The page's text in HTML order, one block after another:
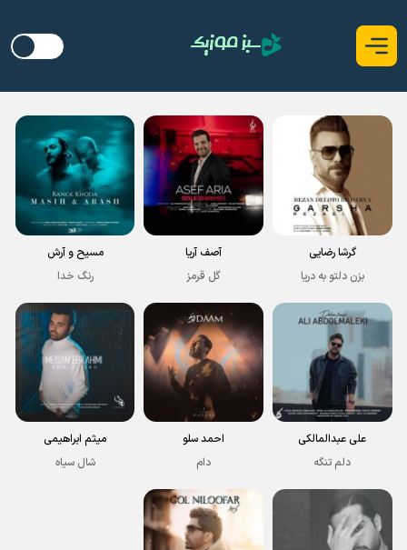
گرشا رضایی
بزن دلتو به دریا
آصف آریا
گل قرمز
مسیح و آرش
رنگ خدا
علی عبدالمالکی
دلم تنگه
احمد سلو
دام
میثم ابراهیمی
شال سیاه